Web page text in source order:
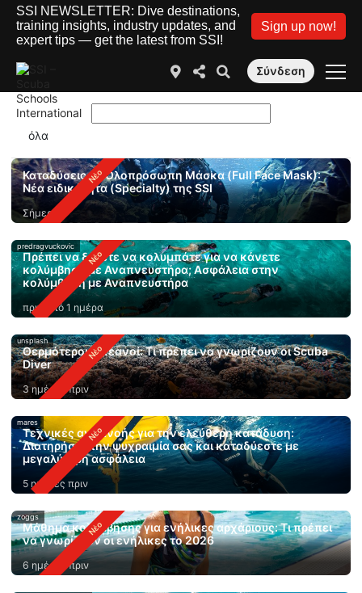
SSI NEWSLETTER: Dive destinations,
training insights, industry updates, and
expert tips — get the latest from SSI!
Sign up now!
Σύνδεση
Καταδύσεις με Ολοπρόσωπη Μάσκα (Full Face Mask):
Νέα ειδικότητα (Specialty) της SSI
Σήμερα
predragvuckovic
Πρέπει να ξέρετε να κολυμπάτε για να κάνετε
κολύμβηση με Αναπνευστήρα; Ασφάλεια στην
κολύμβηση με Αναπνευστήρα
πριν από 1 ημέρα
unsplash
Θερμότεροι ωκεανοί: Τι πρέπει να γνωρίζουν οι Scuba
Diver
3 ημέρες πριν
mares
Τεχνικές αναπνοής για την ελεύθερη κατάδυση:
Διατηρήστε την ψυχραιμία σας και καταδύεστε με
μεγαλύτερη ασφάλεια
5 ημέρες πριν
zoggs
Μάθημα κολύμβησης για ενήλικες αρχάριους: Τι πρέπει
να γνωρίζουν οι ενήλικες το 2026
6 ημέρες πριν